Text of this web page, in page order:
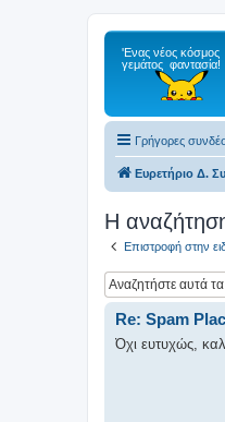
Γρήγορες
Ευρετήριο Δ.
Η
Επιστροφή στην
Re: Spam
Όχι ευτυχώς,